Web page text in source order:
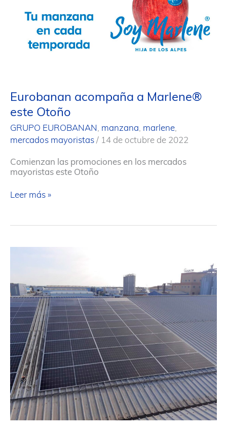
Eurobanan acompaña a Marlene®
este Otoño
GRUPO EUROBANAN, manzana, marlene,
mercados mayoristas/ 14 de octubre de 2022
Comienzan las promociones en los mercados
mayoristas este Otoño
Eurobanan
Marlene®
Otoño
Leer más »